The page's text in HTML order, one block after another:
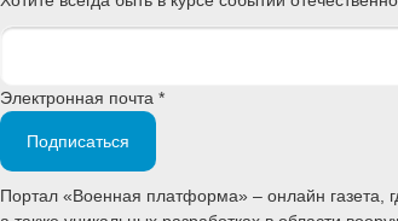
Электронная почта *
Подписаться
Портал «Военная платформа» – онлайн газета,